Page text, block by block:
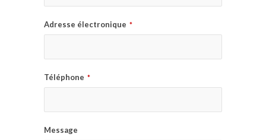
Adresse électronique *
Téléphone *
Message